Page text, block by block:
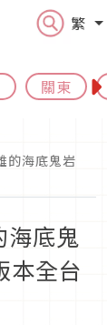
繁
關東
的海底鬼岩
海底鬼
本全台